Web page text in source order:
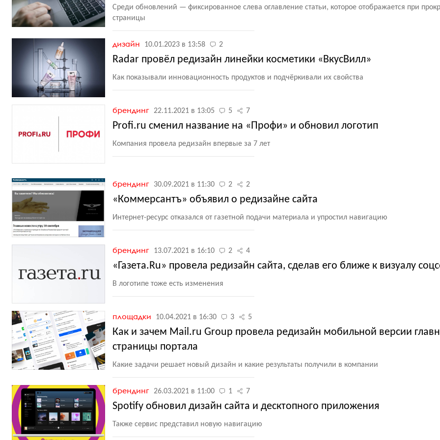
Среди обновлений — фиксированное слева оглавление статьи, которое отображается при
страницы
дизайн 10.01.2023 в 13:58 2
Radar провёл редизайн линейки косметики «ВкусВилл»
Как показывали инновационность продуктов и подчёркивали их свойства
брендинг 22.11.2021 в 13:05 5 7
Profi.ru сменил название на «Профи» и обновил логотип
Компания провела редизайн впервые за 7 лет
брендинг 30.09.2021 в 11:30 2 2
«Коммерсантъ» объявил о редизайне сайта
Интернет-ресурс отказался от газетной подачи материала и упростил навигацию
брендинг 13.07.2021 в 16:10 2 4
«Газета.Ru» провела редизайн сайта, сделав его ближе к визуалу
В логотипе тоже есть изменения
площадки 10.04.2021 в 16:30 3 5
Как и зачем Mail.ru Group провела редизайн мобильной версии
страницы портала
Какие задачи решает новый дизайн и какие результаты получили в компании
брендинг 26.03.2021 в 11:00 1 7
Spotify обновил дизайн сайта и десктопного приложения
Также сервис представил новую навигацию